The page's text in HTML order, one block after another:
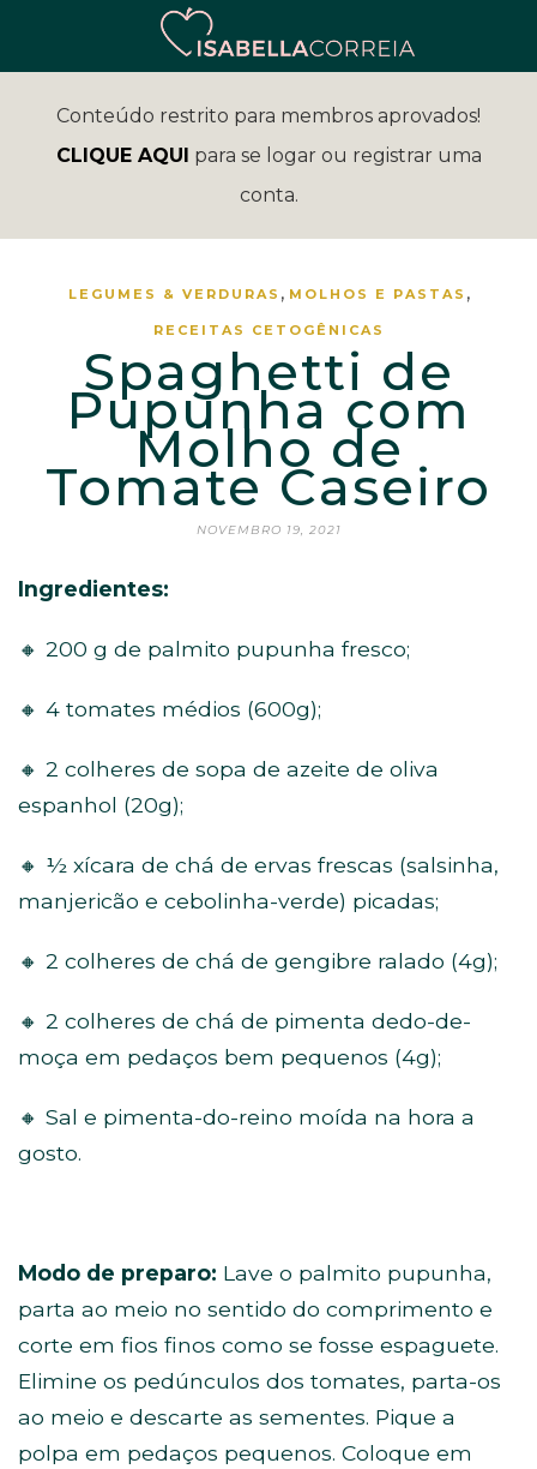
Conteúdo restrito para membros aprovados!
CLIQUE AQUI para se logar ou registrar uma
conta.
LEGUMES & VERDURAS , MOLHOS E PASTAS ,
RECEITAS CETOGÊNICAS
Spaghetti de
Pupunha com
Molho de
Tomate Caseiro
NOVEMBRO 19, 2021
Ingredientes:
🔸 200 g de palmito pupunha fresco;
🔸 4 tomates médios (600g);
🔸 2 colheres de sopa de azeite de oliva
espanhol (20g);
🔸 ½ xícara de chá de ervas frescas (salsinha,
manjericão e cebolinha-verde) picadas;
🔸 2 colheres de chá de gengibre ralado (4g);
🔸 2 colheres de chá de pimenta dedo-de-
moça em pedaços bem pequenos (4g);
🔸 Sal e pimenta-do-reino moída na hora a
gosto.
Modo de preparo: Lave o palmito pupunha,
parta ao meio no sentido do comprimento e
corte em fios finos como se fosse espaguete.
Elimine os pedúnculos dos tomates, parta-os
ao meio e descarte as sementes. Pique a
polpa em pedaços pequenos. Coloque em